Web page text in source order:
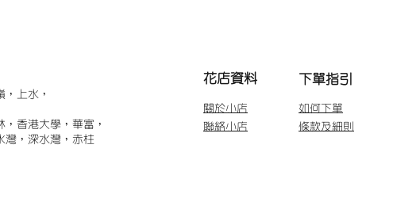
上水，
，香港大學，華富，
灣，深水灣，赤柱
​花店資料 下單指引
關於小店
聯絡小店
如何下單
條款及細則